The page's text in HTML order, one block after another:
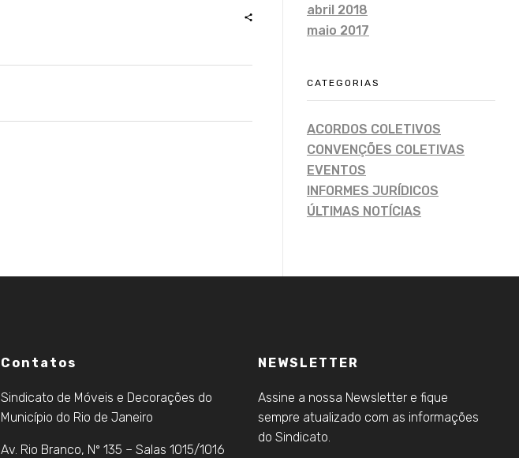
abril 2018
maio 2017
CATEGORIAS
ACORDOS COLETIVOS
CONVENÇÕES COLETIVAS
EVENTOS
INFORMES JURÍDICOS
ÚLTIMAS NOTÍCIAS
Contatos
Sindicato de Móveis e Decorações do
Município do Rio de Janeiro
Av. Rio Branco, Nº 135 – Salas 1015/1016
NEWSLETTER
Assine a nossa Newsletter e fique
sempre atualizado com as informações
do Sindicato.